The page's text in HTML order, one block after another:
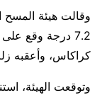
وقالت هيئة المسح
كراكاس، وأعقبه زلزال آخر بقوة
وتوقعت الهيئة،